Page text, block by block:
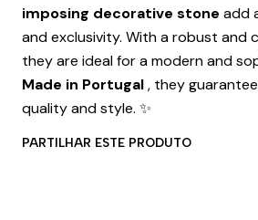
imposing decorative stone add
and exclusivity. With a robust and
they are ideal for a modern and
Made in Portugal, they
quality and style. ✨
PARTILHAR ESTE PRODUTO